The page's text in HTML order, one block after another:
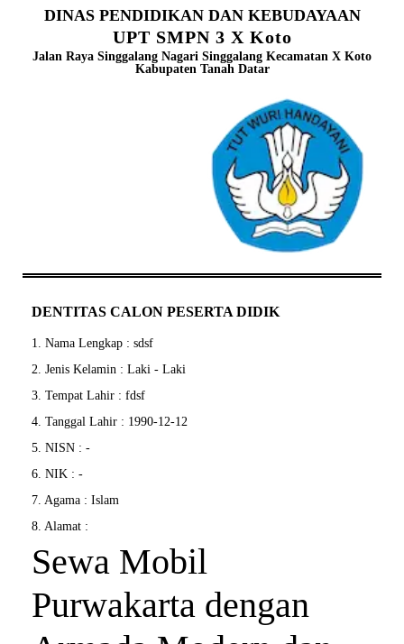
DINAS PENDIDIKAN DAN KEBUDAYAAN
UPT SMPN 3 X Koto
Jalan Raya Singgalang Nagari Singgalang Kecamatan X Koto
Kabupaten Tanah Datar
DENTITAS CALON PESERTA DIDIK
1. Nama Lengkap : sdsf
2. Jenis Kelamin : Laki - Laki
3. Tempat Lahir : fdsf
4. Tanggal Lahir : 1990-12-12
5. NISN : -
6. NIK : -
7. Agama : Islam
8. Alamat :
Sewa Mobil
Purwakarta dengan